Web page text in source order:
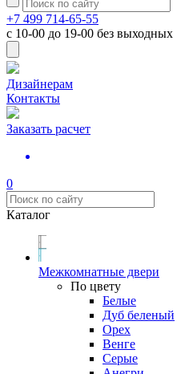
+7 499 714-65-55
с 10-00 до 19-00 без выходных
Дизайнерам
Контакты
Заказать расчет
0
Каталог
Межкомнатные двери
По цвету
Белые
Дуб беленый
Орех
Венге
Серые